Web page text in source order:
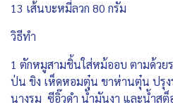
13 เส้นบะหมี่ลวก 80 กรัม
วิธีทำ
1 ตักหมูสามชิ้นใส่หม้ออบ ตามด้วย
ป่น ขิง เห็ดหอมตุ๋น ขาห่านตุ๋น ปรุ
นางรม ซีอิ๊วดำ น้ำมันงา และน้ำสต็